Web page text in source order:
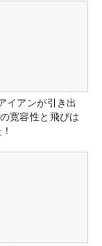
イアンが引き出
寛容性と飛びは